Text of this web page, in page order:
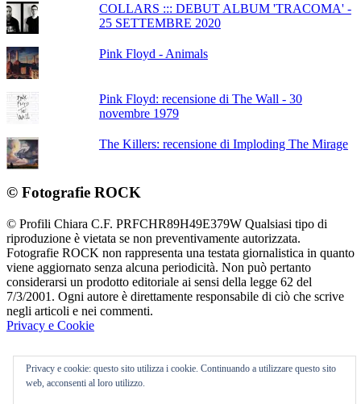
COLLARS ::: DEBUT ALBUM 'TRACOMA' -
25 SETTEMBRE 2020
Pink Floyd - Animals
Pink Floyd: recensione di The Wall - 30
novembre 1979
The Killers: recensione di Imploding The Mirage
© Fotografie ROCK
© Profili Chiara C.F. PRFCHR89H49E379W Qualsiasi tipo di
riproduzione è vietata se non preventivamente autorizzata.
Fotografie ROCK non rappresenta una testata giornalistica in quanto
viene aggiornato senza alcuna periodicità. Non può pertanto
considerarsi un prodotto editoriale ai sensi della legge 62 del
7/3/2001. Ogni autore è direttamente responsabile di ciò che scrive
negli articoli e nei commenti.
Privacy e Cookie
Privacy e cookie: questo sito utilizza i cookie. Continuando a utilizzare questo sito
web, acconsenti al loro utilizzo.